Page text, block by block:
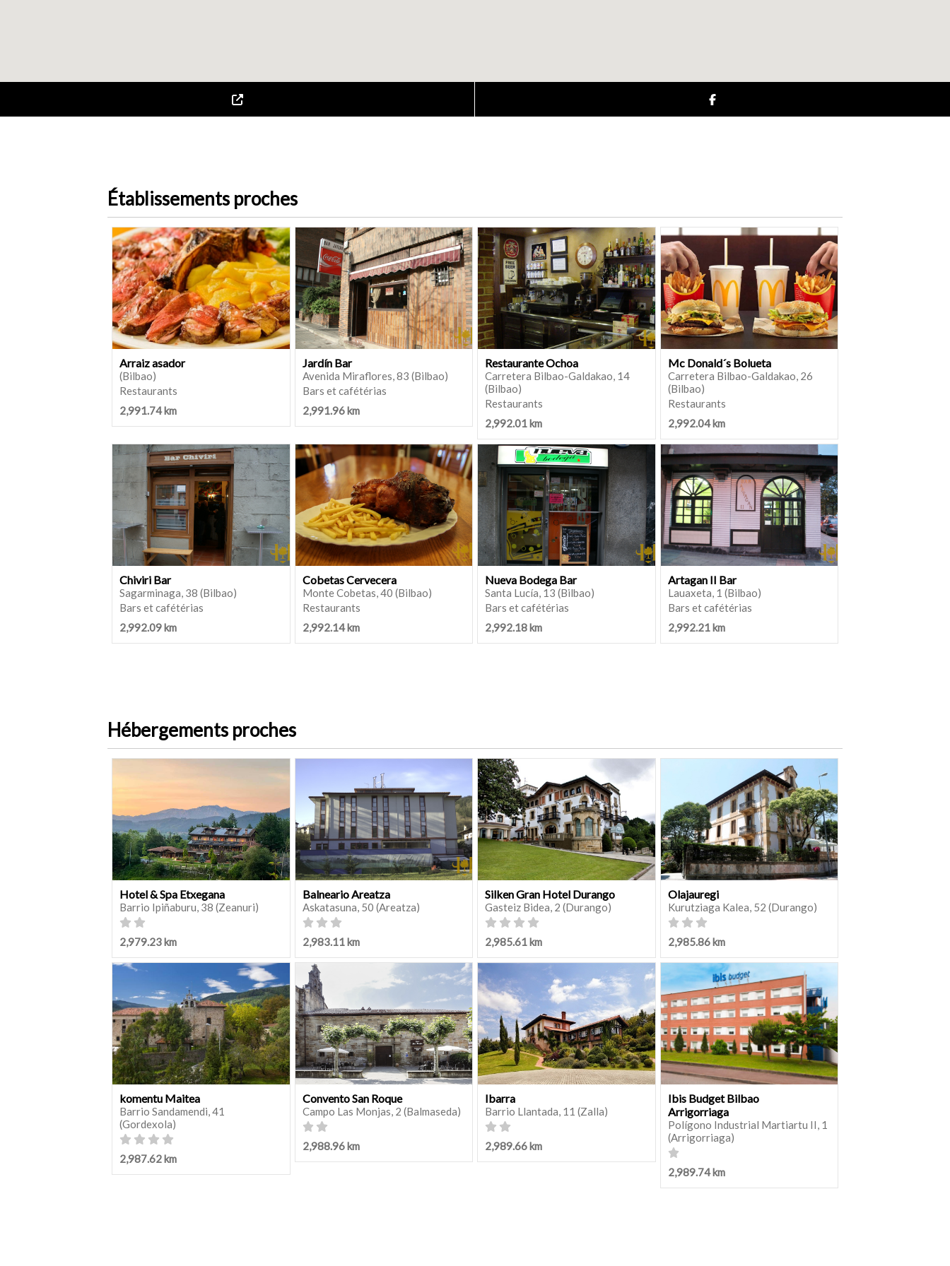
Établissements proches
Arraiz asador
(Bilbao)
Restaurants
2,991.74 km
Jardín Bar
Avenida Miraflores, 83 (Bilbao)
Bars et cafétérias
2,991.96 km
Restaurante Ochoa
Carretera Bilbao-Galdakao, 14
(Bilbao)
Restaurants
2,992.01 km
Mc Donald´s Bolueta
Carretera Bilbao-Galdakao, 26
(Bilbao)
Restaurants
2,992.04 km
Chiviri Bar
Sagarminaga, 38 (Bilbao)
Bars et cafétérias
2,992.09 km
Cobetas Cervecera
Monte Cobetas, 40 (Bilbao)
Restaurants
2,992.14 km
Nueva Bodega Bar
Santa Lucía, 13 (Bilbao)
Bars et cafétérias
2,992.18 km
Artagan II Bar
Lauaxeta, 1 (Bilbao)
Bars et cafétérias
2,992.21 km
Hébergements proches
Hotel & Spa Etxegana
Barrio Ipiñaburu, 38 (Zeanuri)
2,979.23 km
Balneario Areatza
Askatasuna, 50 (Areatza)
2,983.11 km
Silken Gran Hotel Durango
Gasteiz Bidea, 2 (Durango)
2,985.61 km
Olajauregi
Kurutziaga Kalea, 52 (Durango)
2,985.86 km
komentu Maitea
Barrio Sandamendi, 41
(Gordexola)
2,987.62 km
Convento San Roque
Campo Las Monjas, 2 (Balmaseda)
2,988.96 km
Ibarra
Barrio Llantada, 11 (Zalla)
2,989.66 km
Ibis Budget Bilbao
Arrigorriaga
Polígono Industrial Martiartu II, 1
(Arrigorriaga)
2,989.74 km